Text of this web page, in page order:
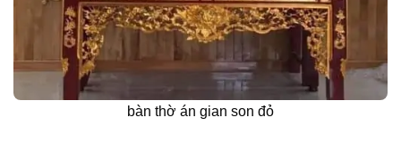
bàn thờ án gian son đỏ